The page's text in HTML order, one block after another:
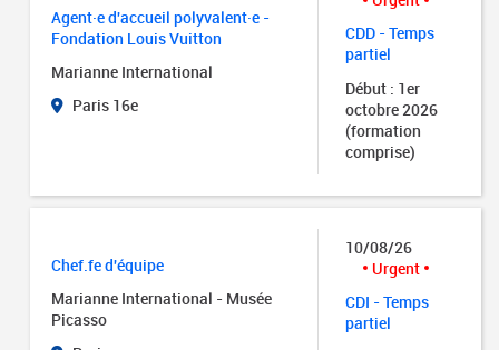
Agent·e d'accueil polyvalent·e -
Fondation Louis Vuitton
Marianne International
Paris 16e
CDD - Temps
partiel
Début : 1er
octobre 2026
(formation
comprise)
Chef.fe d'équipe
Marianne International - Musée
Picasso
10/08/26
Urgent
CDI - Temps
partiel